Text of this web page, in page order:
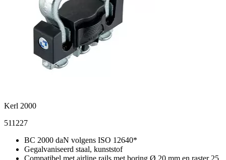
Kerl 2000
511227
BC 2000 daN volgens ISO 12640*
Gegalvaniseerd staal, kunststof
Compatibel met airline rails met boring Ø 20 mm en raster 25